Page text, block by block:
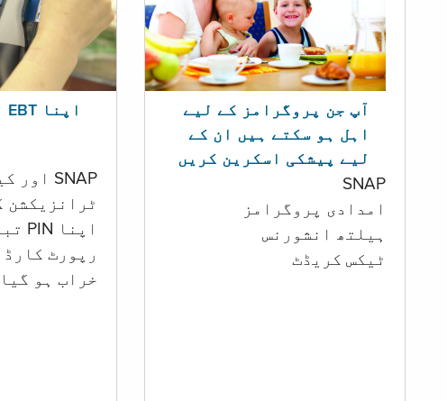
اپنا EBT بیلنس چیک کریں
SNAP اور کیش اکاؤنٹ
ٹرانزیکشن
اپنا PIN تبدیل کرنا
رپورٹ کارڈ
خراب ہو
آپ جن پروگرامز کے لیے
اہل ہو سکتے ہیں ان کے
لیے پیشکی اسکرین کریں
SNAP
امدادی پروگرامز
‏ہیلتھ انشورنس
ٹیکس کریڈٹ